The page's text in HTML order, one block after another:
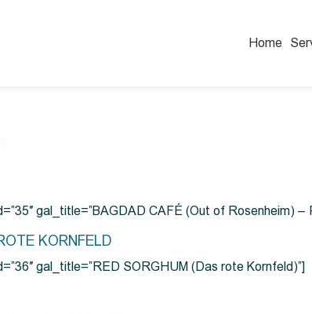
Home
gal_title=”BAGDAD CAFÉ (Out of Rosenheim) –
KORNFELD
gal_title=”RED SORGHUM (Das rote Kornfeld)”]